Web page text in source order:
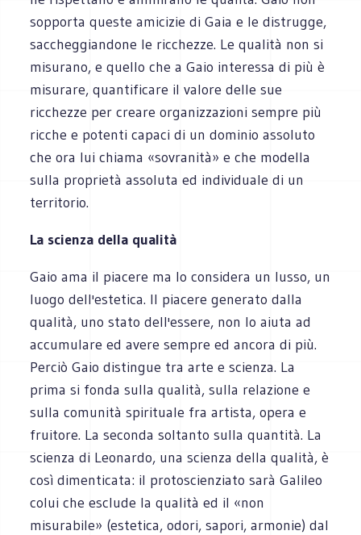
sopporta queste amicizie di Gaia e le distrugge,
saccheggiandone le ricchezze. Le qualità non si
misurano, e quello che a Gaio interessa di più è
misurare, quantificare il valore delle sue
ricchezze per creare organizzazioni sempre più
ricche e potenti capaci di un dominio assoluto
che ora lui chiama «sovranità» e che modella
sulla proprietà assoluta ed individuale di un
territorio.
La scienza della qualità
Gaio ama il piacere ma lo considera un lusso, un
luogo dell'estetica. Il piacere generato dalla
qualità, uno stato dell'essere, non lo aiuta ad
accumulare ed avere sempre ed ancora di più.
Perciò Gaio distingue tra arte e scienza. La
prima si fonda sulla qualità, sulla relazione e
sulla comunità spirituale fra artista, opera e
fruitore. La seconda soltanto sulla quantità. La
scienza di Leonardo, una scienza della qualità, è
così dimenticata: il protoscienziato sarà Galileo
colui che esclude la qualità ed il «non
misurabile» (estetica, odori, sapori, armonie) dal